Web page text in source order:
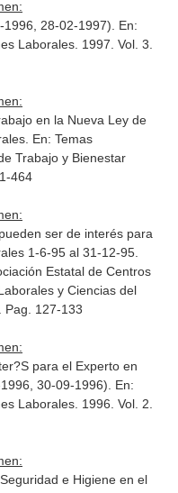
28-02-1997). En:
Laborales. 1997. Vol. 3.
en la Nueva Ley de
En: Temas
Trabajo y Bienestar
464
ser de interés para
1-6-95 al 31-12-95.
Estatal de Centros
y Ciencias del
Pag. 127-133
para el Experto en
30-09-1996). En:
Laborales. 1996. Vol. 2.
e Higiene en el